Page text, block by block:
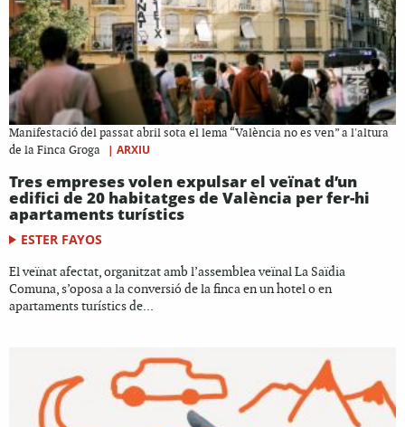
Manifestació del passat abril sota el lema “València no es ven” a l'altura
de la Finca Groga
| ARXIU
Tres empreses volen expulsar el veïnat d’un
edifici de 20 habitatges de València per fer-hi
apartaments turístics
ESTER FAYOS
El veïnat afectat, organitzat amb l’assemblea veïnal La Saïdia
Comuna, s’oposa a la conversió de la finca en un hotel o en
apartaments turístics de...